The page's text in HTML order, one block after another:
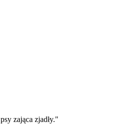
zająca zjadły."